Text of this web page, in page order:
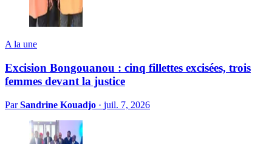
A la une
Excision Bongouanou : cinq fillettes excisées, trois
femmes devant la justice
ParSandrine Kouadjo · juil. 7, 2026